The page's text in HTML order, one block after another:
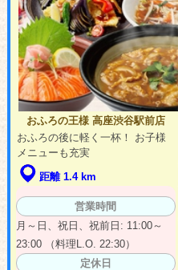
おふろの王様 高座渋谷駅前店
おふろの後に軽く一杯！ お子様
メニューも充実
距離 1.4 km
営業時間
月～日、祝日、祝前日: 11:00～
23:00 （料理L.O. 22:30）
定休日